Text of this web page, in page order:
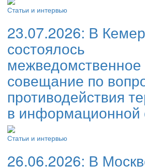
Статьи и интервью
23.07.2026: В
состоялось
межведомственное
совещание по
противодействия
в
Статьи и интервью
26.06.2026: В